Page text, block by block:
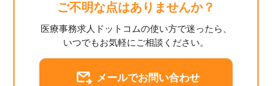
ご不明な点はありませんか？
医療事務求人ドットコムの使い方で迷ったら、
いつでもお気軽にご相談ください。
メールでお問い合わせ